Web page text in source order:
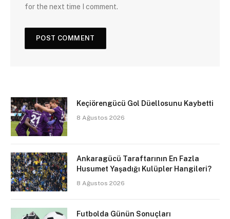
for the next time I comment.
Keçiörengücü Gol Düellosunu Kaybetti
8 Ağustos 2026
Ankaragücü Taraftarının En Fazla
Husumet Yaşadığı Kulüpler Hangileri?
8 Ağustos 2026
Futbolda Günün Sonuçları